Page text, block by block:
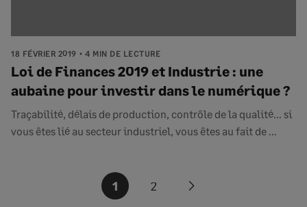
18 FÉVRIER 2019 4 MIN DE LECTURE
Loi de Finances 2019 et Industrie : une
aubaine pour investir dans le numérique ?
Traçabilité, délais de production, contrôle de la qualité… si
vous êtes lié au secteur industriel, vous êtes au fait de ...
Pagination1 2
Next